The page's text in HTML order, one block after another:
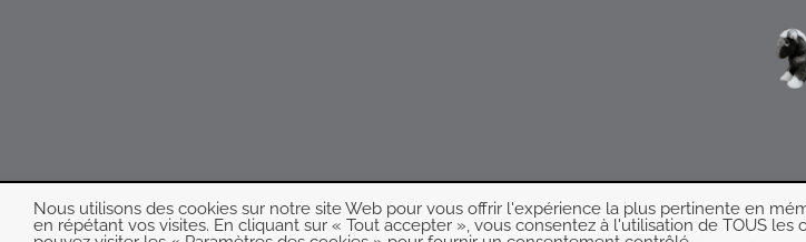
Caresse d'Orylag - Tous droits réservés ©
CGV-Mentions légales-Moyens de
Nous utilisons des cookies sur notre site Web pour vous offrir l'expérience la plus pertinente en
en répétant vos visites. En cliquant sur « Tout accepter », vous consentez à l'utilisation de TOUS les